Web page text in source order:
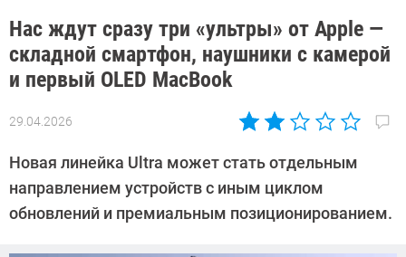
Нас ждут сразу три «ультры» от Apple —
складной смартфон, наушники с камерой
и первый OLED MacBook
29.04.2026
Автор:
Довлатова
Новая линейка Ultra может стать отдельным
направлением устройств с иным циклом
обновлений и премиальным позиционированием.